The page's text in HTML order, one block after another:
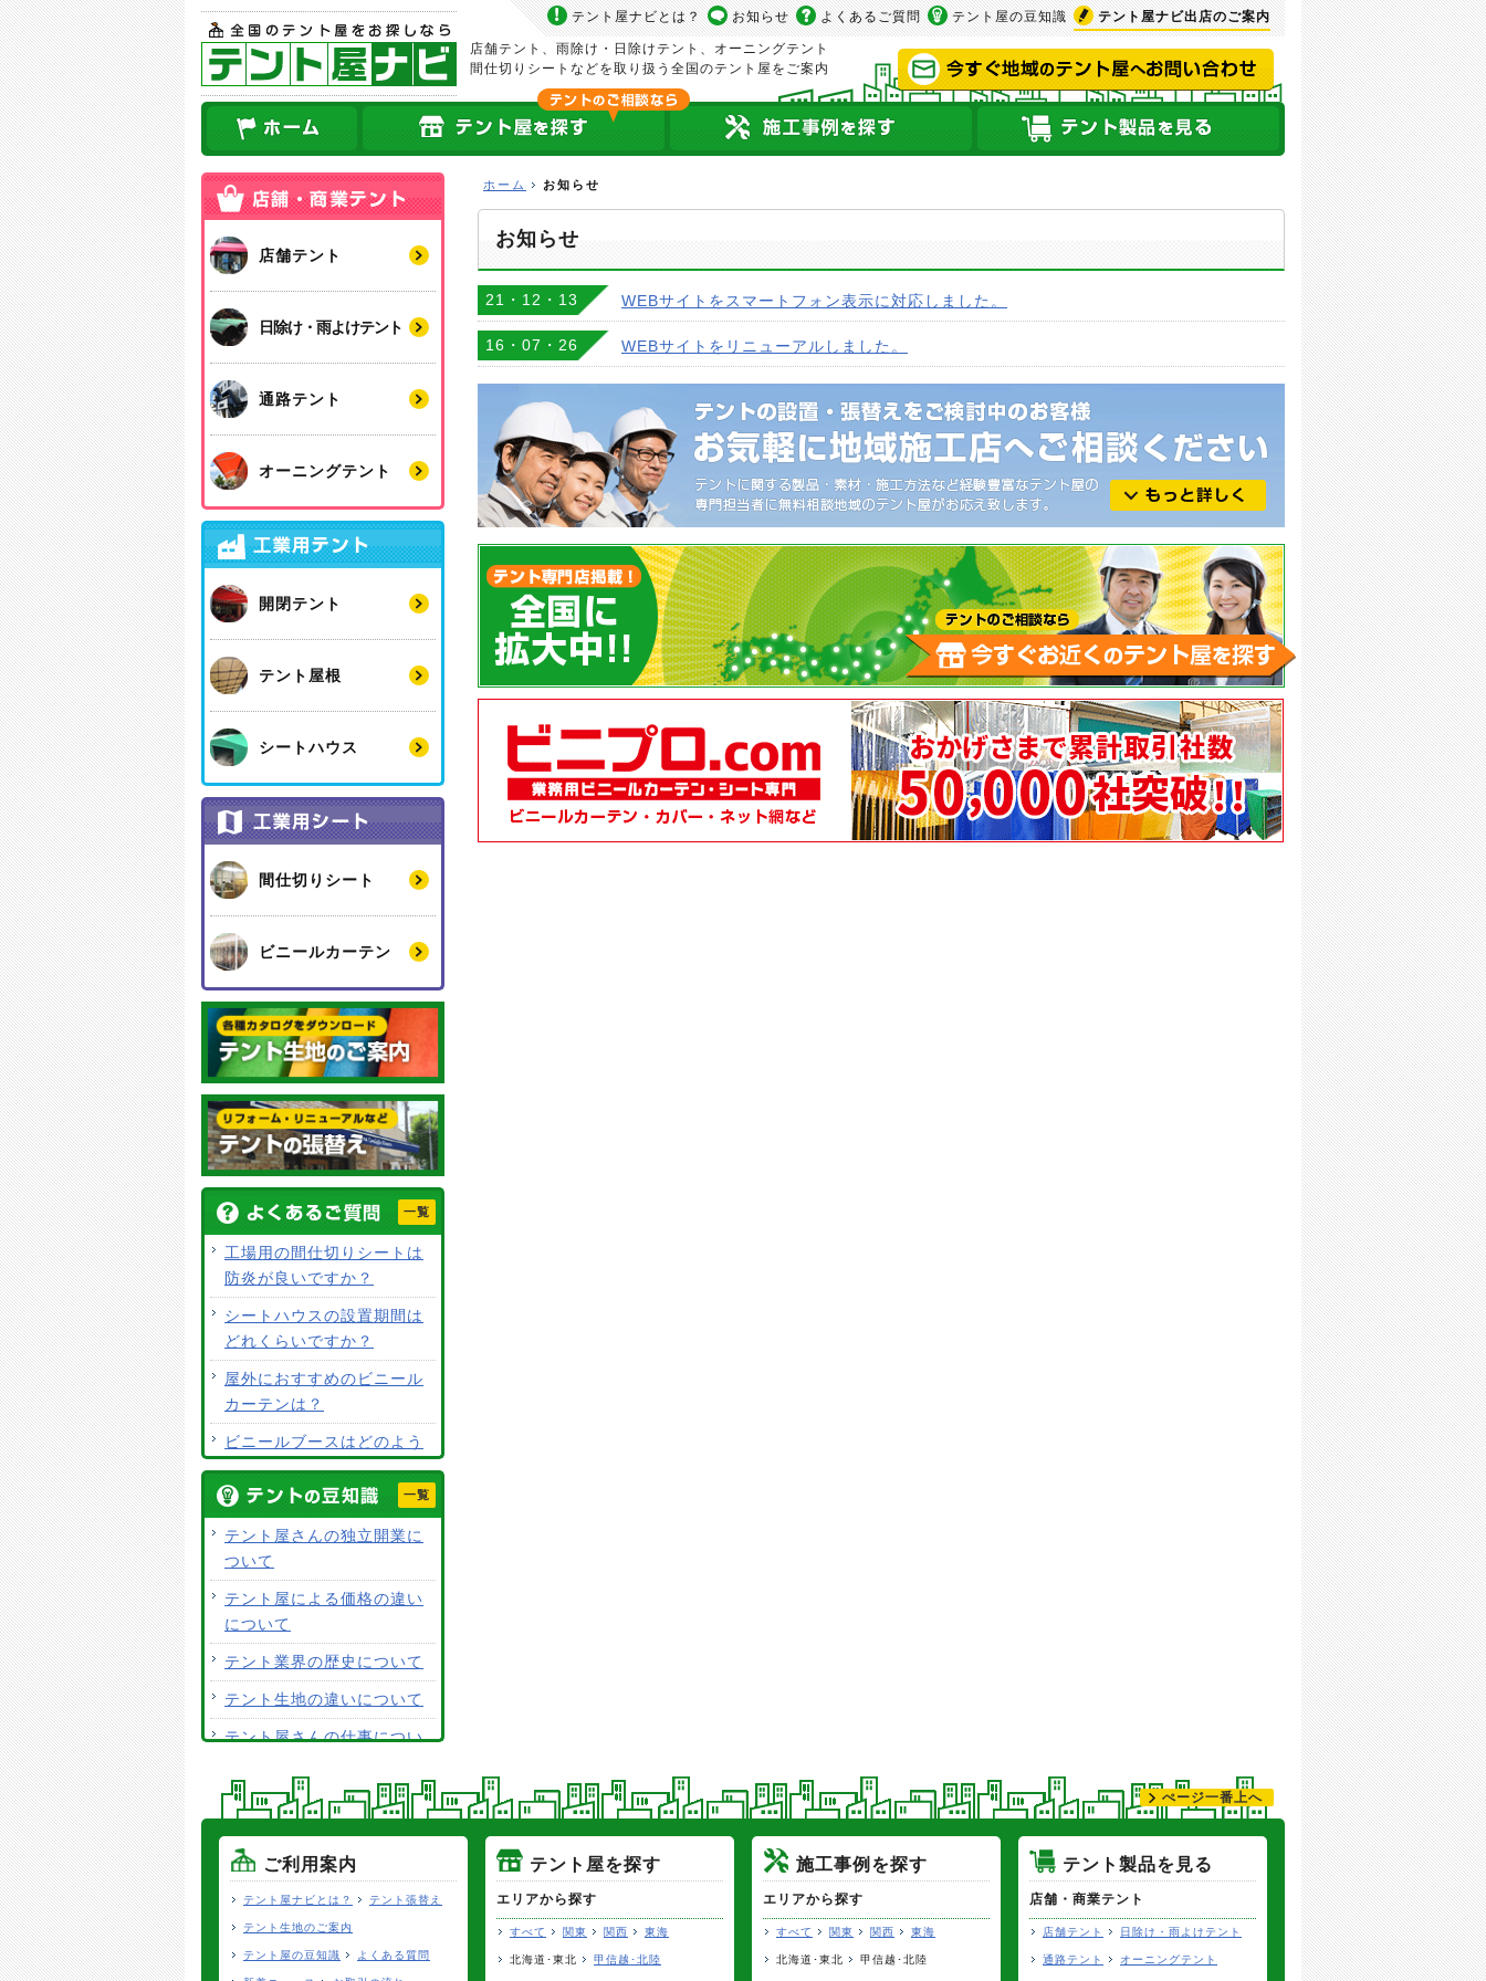
テント屋ナビとは？ お知らせ よくあるご質問 テント屋の豆知識 テント屋ナビ出店のご案内
店舗テント、雨除け・日除けテント、オーニングテント
間仕切りシートなどを取り扱う全国のテント屋をご案内
ホーム お知らせ
お知らせ
21・12・13 WEBサイトをスマートフォン表示に対応しました。
16・07・26 WEBサイトをリニューアルしました。
店舗テント
日除け・雨よけテント
通路テント
オーニングテント
開閉テント
テント屋根
シートハウス
間仕切りシート
ビニールカーテン
一覧
工場用の間仕切りシートは
防炎が良いですか？
シートハウスの設置期間は
どれくらいですか？
屋外におすすめのビニール
カーテンは？
ビニールブースはどのよう
な用途で使用できますか？
開閉テントの生地素材は何
がおすすめですか？
荷捌きテントにキャスター
を付けて移動はできます
か？
テント生地に防水効果はあ
りますか？
使用するテント生地の違い
は？
ALCなどにオーニングは設
置できますか？
テント生地はクリーニング
できますか？
一覧
テント屋さんの独立開業に
ついて
テント屋による価格の違い
について
テント業界の歴史について
テント生地の違いについて
テント屋さんの仕事につい
見積り価格だけで施工店を
テントの張り替えについて
ぺージ一番上へ
ご利用案内
テント屋ナビとは？ テント張替え
テント生地のご案内
テント屋の豆知識 よくある質問
テント屋を探す
エリアから探す
すべて 関東 関西 東海
北海道･東北 甲信越･北陸
施工事例を探す
エリアから探す
すべて 関東 関西 東海
北海道･東北 甲信越･北陸
テント製品を見る
店舗・商業テント
店舗テント 日除け・雨よけテント
通路テント オーニングテント